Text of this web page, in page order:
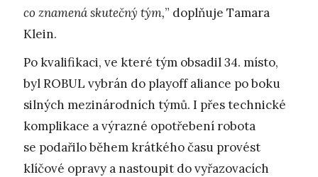
co znamená skutečný tým,” doplňuje Tamara
Klein.
Po kvalifikaci, ve které tým obsadil 34. místo,
byl ROBUL vybrán do playoff aliance po boku
silných mezinárodních týmů. I přes technické
komplikace a výrazné opotřebení robota
se podařilo během krátkého času provést
klíčové opravy a nastoupit do vyřazovacích